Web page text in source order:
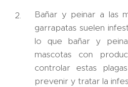
Bañar y peinar a las
garrapatas suelen
lo que bañar y
mascotas con
controlar estas
prevenir y tratar la